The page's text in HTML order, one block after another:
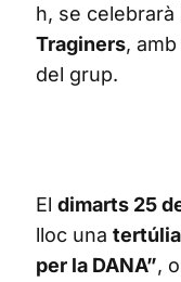
h, se celebrarà
Traginers,
del grup.
El dimarts 25
lloc una
per la DANA”,